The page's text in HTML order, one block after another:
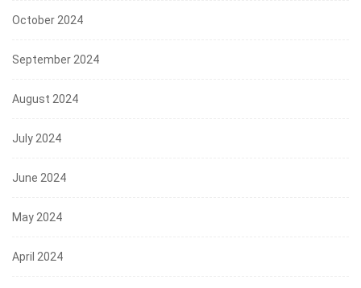
October 2024
September 2024
August 2024
July 2024
June 2024
May 2024
April 2024